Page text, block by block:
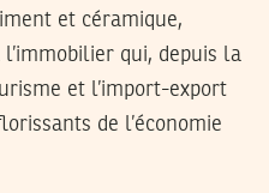
et céramique,
qui, depuis la
et l’import-export
de l’économie